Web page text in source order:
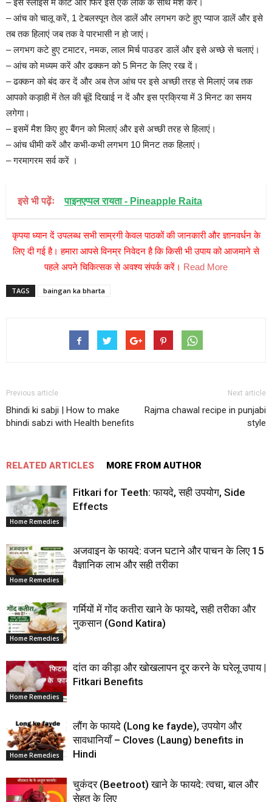
– आंच को चालू करें, 1 टेबलस्पून तेल डालें और लगभग कटे हुए प्याज डालें और इसे
तब तक हिलाएं जब तक वे पारभासी न हो जाएं।
– लगभग कटे हुए टमाटर, नमक, लाल मिर्च पाउडर डालें और इसे अच्छे से चलाएं।
– आंच को मध्यम करें और ढक्कन को 5 मिनट के लिए रख दें।
– ढक्कन को बंद कर दें और अब तेज आंच पर इसे अच्छी तरह से मिलाएं जब तक
आपको कड़ाही में तेल की बूंदें दिखाई न दें और इस प्रक्रिया में 3 मिनट का समय
लगेगा।
– इसमें मैश किए हुए बैंगन को मिलाएं और इसे अच्छी तरह से हिलाएं।
– आंच धीमी करें और कभी-कभी लगभग 10 मिनट तक हिलाएं।
– गरमागरम सर्व करें ।
इसे भी पढ़ेंः पाइनएप्पल रायता - Pineapple Raita
कृपया ध्यान दें उपलब्ध सभी साम्रगी केवल पाठकों की जानकारी और ज्ञानवर्धन के
लिए दी गई है। हमारा आपसे विनम्र निवेदन है कि किसी भी उपाय को आजमाने से
पहले अपने चिकित्सक से अवश्य संपर्क करें। Read More
TAGS baingan ka bharta
Previous article
Bhindi ki sabji | How to make
bhindi sabzi with Health benefits
Next article
Rajma chawal recipe in punjabi
style
RELATED ARTICLES MORE FROM AUTHOR
Home Remedies
Fitkari for Teeth: फायदे, सही उपयोग, Side
Effects
Home Remedies
अजवाइन के फायदे: वजन घटाने और पाचन के लिए 15
वैज्ञानिक लाभ और सही तरीका
Home Remedies
गर्मियों में गोंद कतीरा खाने के फायदे, सही तरीका और
नुकसान (Gond Katira)
Home Remedies
दांत का कीड़ा और खोखलापन दूर करने के घरेलू उपाय |
Fitkari Benefits
Home Remedies
लौंग के फायदे (Long ke fayde), उपयोग और
सावधानियाँ – Cloves (Laung) benefits in
Hindi
चुकंदर (Beetroot) खाने के फायदे: त्वचा, बाल और
सेहत के लिए